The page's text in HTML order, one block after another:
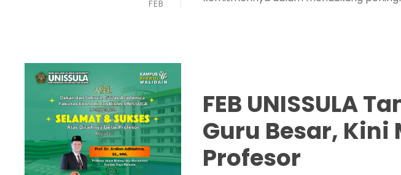
FEB
FEB UNISSULA
Guru Besar, Kini
Profesor